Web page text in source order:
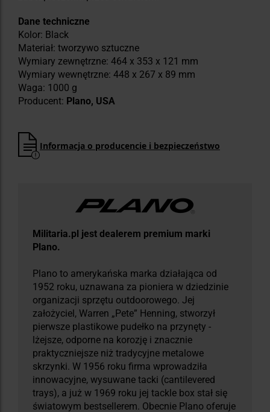
Dane techniczne
Kolor: Black
Materiał: tworzywo sztuczne
Wymiary zewnętrzne: 464 x 353 x 121 mm
Wymiary wewnętrzne: 448 x 267 x 89 mm
Waga: 1000 g
Producent: Plano, USA
Informacja o producencie i bezpieczeństwo
Militaria.pl jest dealerem premium marki
Plano.
Plano to amerykańska marka działająca od
1952 roku, uznawana za pioniera w dziedzinie
organizacji sprzętu outdoorowego. Jej
założyciel, Warren „Pete” Henning, stworzył
pierwsze plastikowe pudełko na przynęty -
lżejsze, odporne na korozję i znacznie
praktyczniejsze niż tradycyjne metalowe
skrzynki. W 1956 roku firma wprowadziła
innowacyjne, wysuwane tacki (cantilevered
trays), a już w 1969 roku jej tackle box stał się
światowym bestsellerem. Obecnie Plano oferuje